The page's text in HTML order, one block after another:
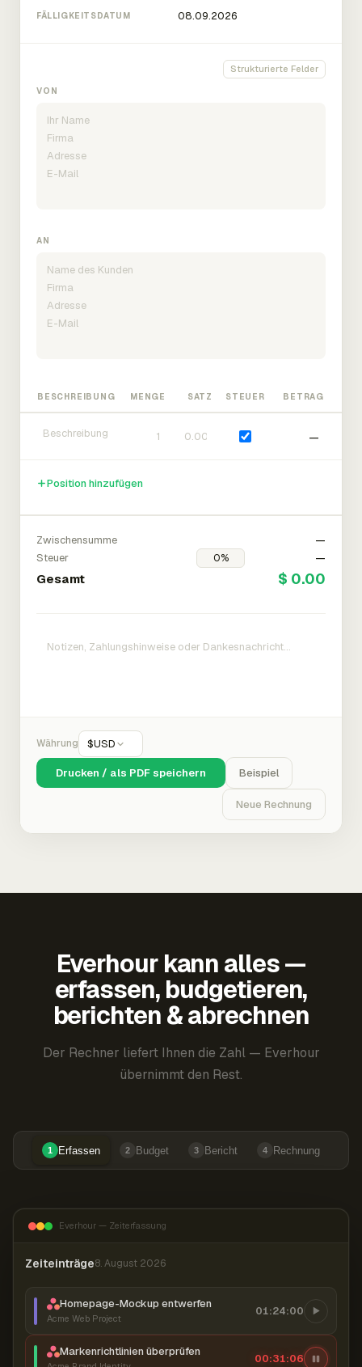
FÄLLIGKEITSDATUM
Strukturierte Felder
VON
AN
BESCHREIBUNG MENGE SATZ STEUER BETRAG
—
Position hinzufügen
Zwischensumme
—
Steuer
—
Gesamt $ 0.00
Währung $USD
Drucken / als PDF speichern Beispiel
Neue Rechnung
Everhour kann alles —
erfassen, budgetieren,
berichten & abrechnen
Der Rechner liefert Ihnen die Zahl — Everhour
übernimmt den Rest.
1 Erfassen 2 Budget 3 Bericht 4 Rechnung
Everhour — Zeiterfassung
Zeiteinträge8. August 2026
Homepage-Mockup entwerfen
Acme Web Project
01:24:00
Markenrichtlinien überprüfen 00:31:07